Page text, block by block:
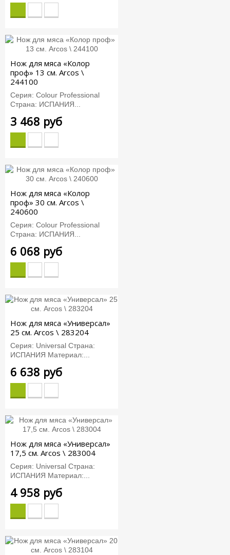
Нож для мяса «Колор
проф» 13 см. Arcos \
244100
Серия: Colour Professional
Страна: ИСПАНИЯ...
3 468 руб
Нож для мяса «Колор
проф» 30 см. Arcos \
240600
Серия: Colour Professional
Страна: ИСПАНИЯ...
6 068 руб
Нож для мяса «Универсал»
25 см. Arcos \ 283204
Серия: Universal Страна:
ИСПАНИЯ Материал:...
6 638 руб
Нож для мяса «Универсал»
17,5 см. Arcos \ 283004
Серия: Universal Страна:
ИСПАНИЯ Материал:...
4 958 руб